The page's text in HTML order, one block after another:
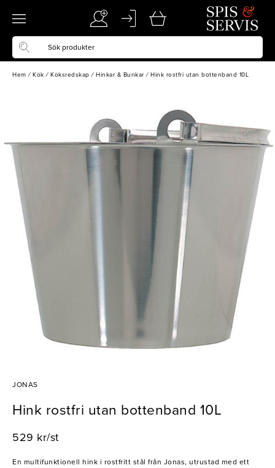
Hem / Kök / Köksredskap / Hinkar & Bunkar / Hink rostfri utan bottenband 10L
JONAS
Hink rostfri utan bottenband 10L
529 kr/st
En multifunktionell hink i rostfritt stål från Jonas, utrustad med ett